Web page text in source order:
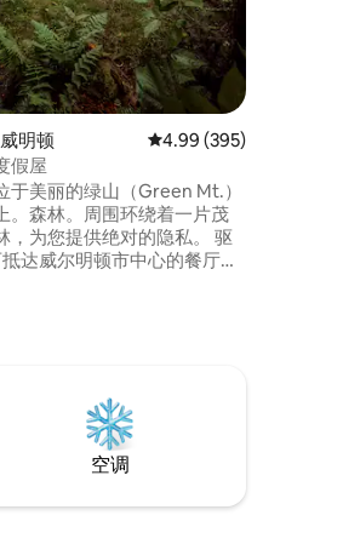
明顿 平均评分 4.99 分（满
4.99 (395)
假屋
于美丽的绿山（Green Mt.）
。森林。周围环绕着一片茂
为您提供绝对的隐私。 驱
达威尔明顿市中心的餐厅、
空调